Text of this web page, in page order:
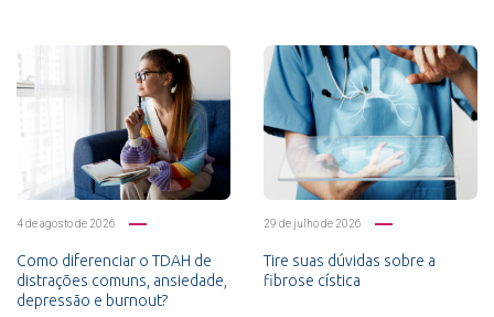
4 de agosto de 2026
Como diferenciar o TDAH de
distrações comuns, ansiedade,
depressão e burnout?
29 de julho de 2026
Tire suas dúvidas sobre a
fibrose cística